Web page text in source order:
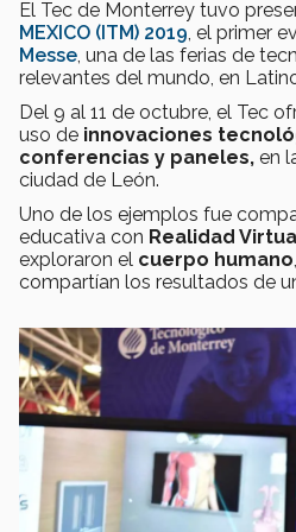
El Tec de Monterrey tuvo
MEXICO (ITM) 2019 , el primer
Messe , una de las ferias de
relevantes del mundo, en
Del 9 al 11 de octubre, el Tec
uso de innovaciones
conferencias y paneles, en
ciudad de León.
Uno de los ejemplos fue
educativa con Realidad
exploraron el cuerpo humano
compartían los resultados de